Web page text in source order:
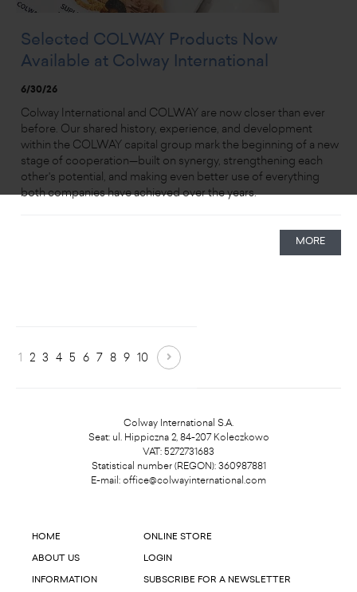
Selected COLWAY Products Now
Available at Colway International
6/30/26
Colway International and COLWAY are now closer than ever
before. Our shared history, experience, and development
within the COLWAY capital group mark the beginning of a new
stage of cooperation—built on synergy, strengthening each
other's potential, and making even better use of everything
both companies have achieved over the years.
MORE
1 2 3 4 5 6 7 8 9 10
Colway International S.A.
Seat: ul. Hippiczna 2, 84-207 Koleczkowo
VAT: 5272731683
Statistical number (REGON): 360987881
E-mail: office@colwayinternational.com
HOME
ABOUT US
INFORMATION
ONLINE STORE
LOGIN
SUBSCRIBE FOR A NEWSLETTER